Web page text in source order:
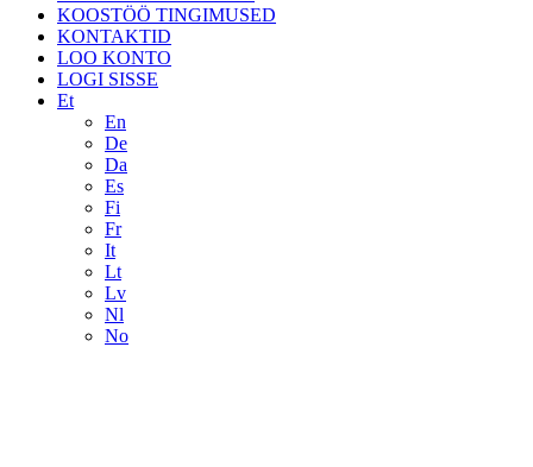
KOOSTÖÖ TINGIMUSED
KONTAKTID
LOO KONTO
LOGI SISSE
Et
En
De
Da
Es
Fi
Fr
It
Lt
Lv
Nl
No